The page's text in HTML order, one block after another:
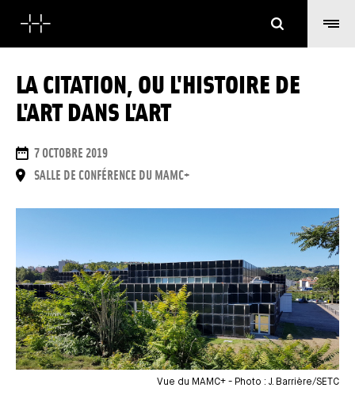
LA CITATION, OU L'HISTOIRE DE
L'ART DANS L'ART
DAUER
7 OCTOBRE 2019
ORT
SALLE DE CONFÉRENCE DU MAMC+
Vue du MAMC+ - Photo : J. Barrière/SETC